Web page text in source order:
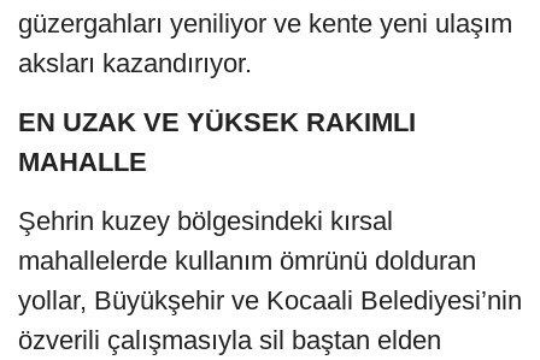
güzergahları yeniliyor ve kente yeni ulaşım
aksları kazandırıyor.
EN UZAK VE YÜKSEK RAKIMLI
MAHALLE
Şehrin kuzey bölgesindeki kırsal
mahallelerde kullanım ömrünü dolduran
yollar, Büyükşehir ve Kocaali Belediyesi’nin
özverili çalışmasıyla sil baştan elden